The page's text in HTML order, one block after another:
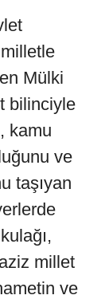
Mülki
bilinciyle
kamu
ve
taşıyan
millet
ve